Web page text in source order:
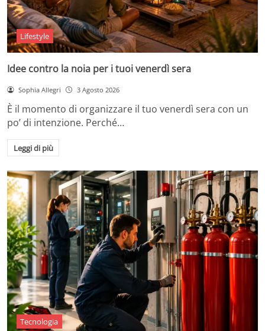
Lifestyle
Idee contro la noia per i tuoi venerdì sera
Sophia Allegri 3 Agosto 2026
È il momento di organizzare il tuo venerdì sera con un
po’ di intenzione. Perché…
Leggi di più
Tecnologia